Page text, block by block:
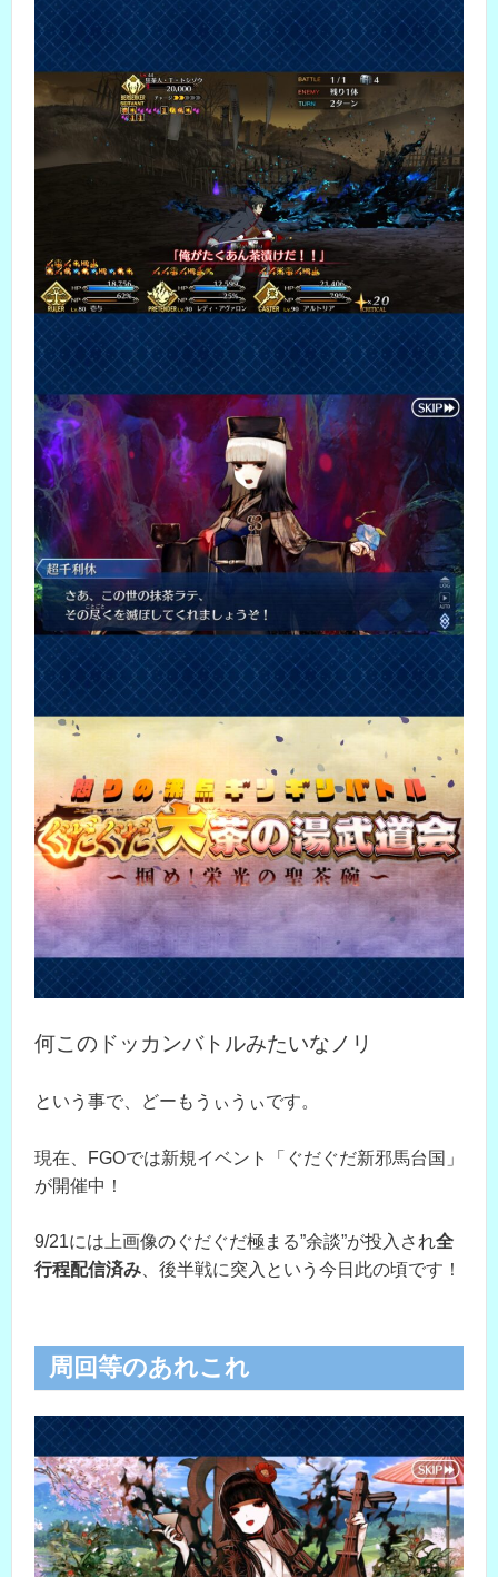
何このドッカンバトルみたいなノリ
という事で、どーもうぃうぃです。
現在、FGOでは新規イベント「ぐだぐだ新邪馬台国」
が開催中！
9/21には上画像のぐだぐだ極まる”余談”が投入され全
行程配信済み 、後半戦に突入という今日此の頃です！
周回等のあれこれ